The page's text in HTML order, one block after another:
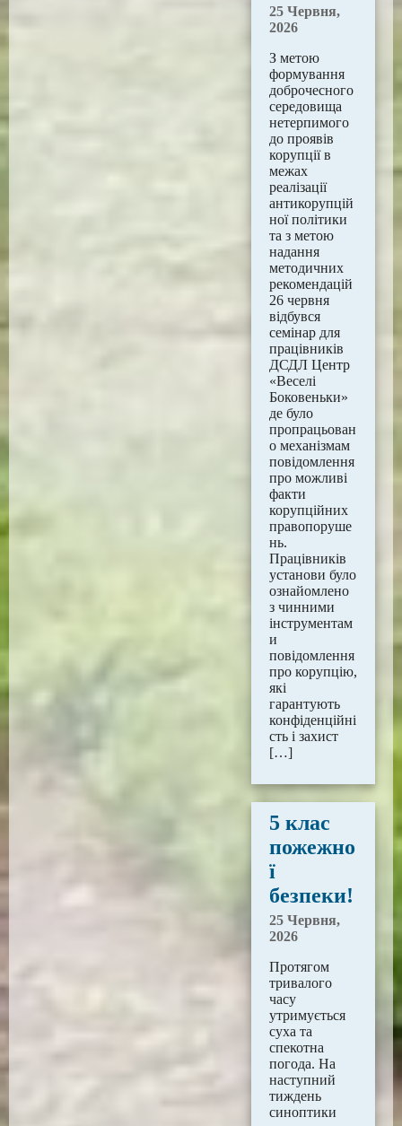
25 Червня,
2026
З метою
формування
доброчесного
середовища
нетерпимого
до проявів
корупції в
межах
реалізації
антикорупцій
ної політики
та з метою
надання
методичних
рекомендацій
26 червня
відбувся
семінар для
працівників
ДСДЛ Центр
«Веселі
Боковеньки»
де було
пропрацьован
о механізмам
повідомлення
про можливі
факти
корупційних
правопоруше
нь.
Працівників
установи було
ознайомлено
з чинними
інструментам
и
повідомлення
про корупцію,
які
гарантують
конфіденційні
сть і захист
[…]
5 клас
пожежно
ї
безпеки!
25 Червня,
2026
Протягом
тривалого
часу
утримується
суха та
спекотна
погода. На
наступний
тиждень
синоптики